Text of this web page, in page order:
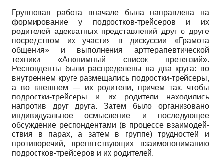
Групповая работа вначале была на­правлена на
формирование у подрост­ков-трейсеров и их
родителей адекват­ных представлений друг о друге
посред­ством их участия в дискуссии «Грамота
общения» и выполнения арттерапевти­ческой
техники «Анонимный список претензий».
Респонденты были распре­делены на два круга: во
внутреннем кру­ге размещались подростки-трейсеры,
а во внешнем — их родители, причем так, чтобы
подростки-трейсеры и их родите­ли находились
напротив друг друга. За­тем было организовано
индивидуальное осмысление и последующее
обсуждение респондентами (в процессе взаимодей­
ствия в парах, а затем в группе) труднос­тей и
противоречий, препятствующих взаимопониманию
подростков-трейсе­ров и их родителей.